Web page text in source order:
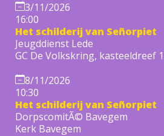
3/11/2026
16:00
Het schilderij van Señorpiet
Jeugddienst Lede
GC De Volkskring, kasteeldreef
8/11/2026
10:30
Het schilderij van Señorpiet
DorpscomitÃ© Bavegem
Kerk Bavegem